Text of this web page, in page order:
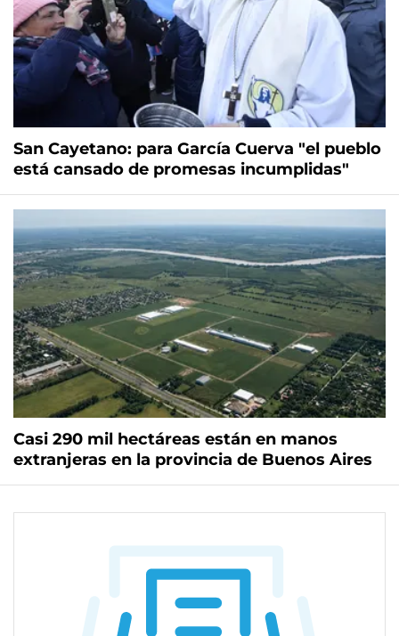
San Cayetano: para García Cuerva "el pueblo
está cansado de promesas incumplidas"
Casi 290 mil hectáreas están en manos
extranjeras en la provincia de Buenos Aires